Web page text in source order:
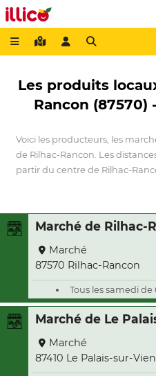
Les produits
Rancon (87570) -
Voici les producteurs, les
de Rilhac-Rancon. Les
partir du centre de Rilhac-
Marché de Rilhac-
Marché
87570 Rilhac-Rancon
Tous les samedi de
Marché de Le
Marché
87410 Le Palais-sur-